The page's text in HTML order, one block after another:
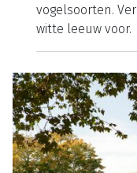
vogelsoorten.
witte leeuw voor.